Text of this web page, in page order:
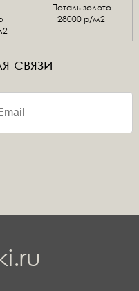
Поталь золото
28000 р/м2
связи